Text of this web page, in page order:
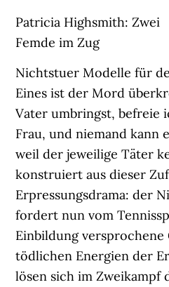
Patricia Highsmith: Zwei
Femde im Zug
Nichtstuer Modelle für
Eines ist der Mord
Vater umbringst, befreie
Frau, und niemand kann
weil der jeweilige Täter
konstruiert aus dieser
Erpressungsdrama: der
fordert nun vom
Einbildung versprochene
tödlichen Energien der
lösen sich im Zweikampf